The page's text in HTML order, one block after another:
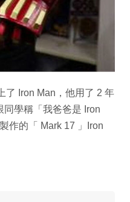
了 Iron Man，他用了 2 年
同學稱「我爸爸是 Iron
作的「 Mark 17 」Iron